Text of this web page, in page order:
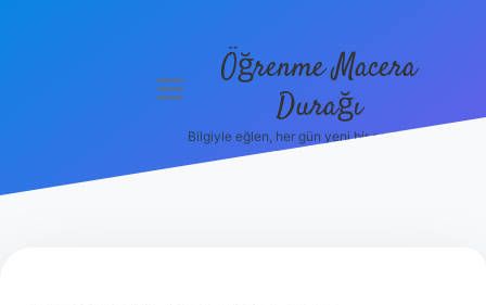
menüyü Öğrenme Macera
Durağı
Bilgiyle eğlen, her gün yeni bir şeyler öğren!